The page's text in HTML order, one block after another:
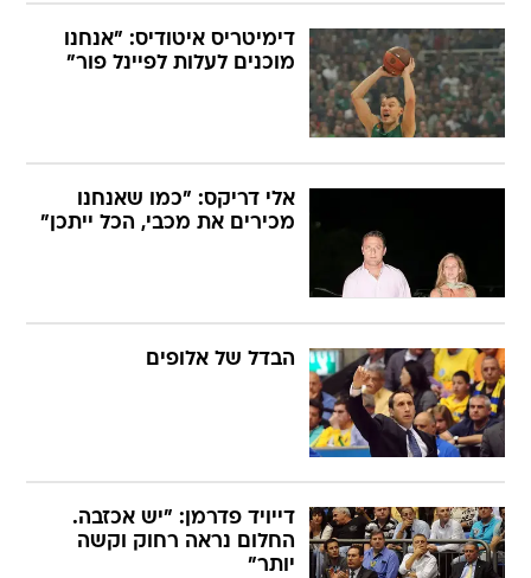
דימיטריס איטודיס: "אנחנו
מוכנים לעלות לפיינל פור"
אלי דריקס: "כמו שאנחנו
מכירים את מכבי, הכל ייתכן"
הבדל של אלופים
דייויד פדרמן: "יש אכזבה.
החלום נראה רחוק וקשה
יותר"